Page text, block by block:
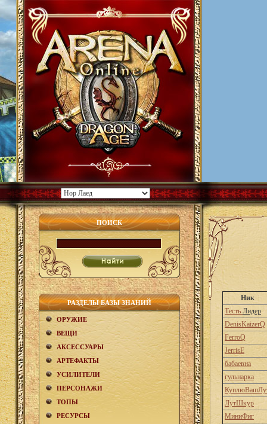
ПОИСК
РАЗДЕЛЫ БАЗЫ ЗНАНИЙ
ОРУЖИЕ
ВЕЩИ
АКCЕСCУАРЫ
АРТЕФАКТЫ
УСИЛИТЕЛИ
ПЕРСОНАЖИ
ТОПЫ
РЕСУРСЫ
Ник
Тесть Лидер
DenisKaizerQ
FerroQ
JerrisE
бабаевна
гульнарка
ЛутШкур
МиниФиг